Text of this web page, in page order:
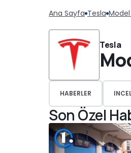
Ana Sayfa Tesla Model
Tesla
HABERLER
Son Özel